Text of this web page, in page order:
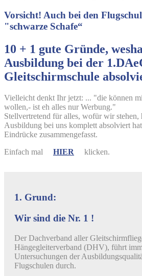
Vorsicht! Auch bei den
"schwarze Schafe“
10 + 1 gute Gründe,
Ausbildung bei der
Gleitschirmschule
Vielleicht denkt Ihr jetzt: ... "die können
wollen,- ist eh alles nur Werbung."
Stellvertretend für alles, wofür wir stehen,
Ausbildung bei uns komplett absolviert
Eindrücke zusammengefasst.
Einfach mal HIER klicken.
1. Grund:
Wir sind die Nr. 1 !
Der Dachverband aller
Hängegleiterverband (DHV), führt
Untersuchungen der
Flugschulen durch.